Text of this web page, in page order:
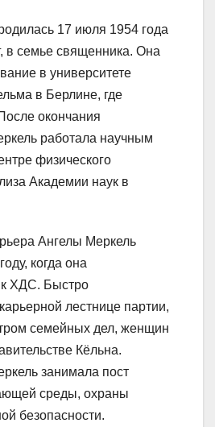
17 июля 1954 года
в семье священника. Она
в университете
в Берлине, где
окончания
работала научным
физического
Академии наук в
Ангелы Меркель
когда она
к ХДС. Быстро
лестнице партии,
семейных дел, женщин
Кёльна.
занимала пост
среды, охраны
безопасности.